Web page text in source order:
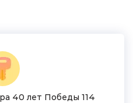
40 лет Победы 114